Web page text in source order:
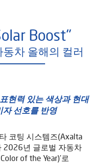
Boost"
차 올해의 컬러
현력 있는 색상과 현대
자 선호를 반영
코팅 시스템즈(Axalta
2026년 글로벌 자동차
of the Year)’로